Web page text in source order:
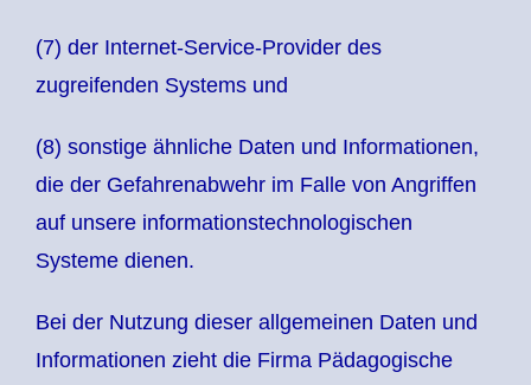
(7) der Internet-Service-Provider des
zugreifenden Systems und
(8) sonstige ähnliche Daten und Informationen,
die der Gefahrenabwehr im Falle von Angriffen
auf unsere informationstechnologischen
Systeme dienen.
Bei der Nutzung dieser allgemeinen Daten und
Informationen zieht die Firma Pädagogische